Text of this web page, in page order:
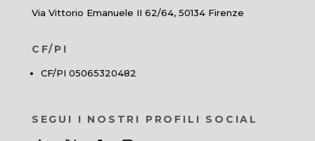
Via Vittorio Emanuele II 62/64, 50134 Firenze
CF/PI
CF/PI 05065320482
SEGUI I NOSTRI PROFILI SOCIAL